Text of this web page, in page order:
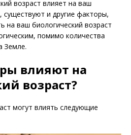
возраст влияет на ваш
существуют и другие факторы,
на ваш биологический возраст
помимо количества
Земле.
влияют на
возраст?
могут влиять следующие